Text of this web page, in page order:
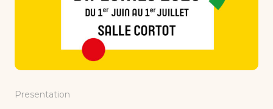
Presentation